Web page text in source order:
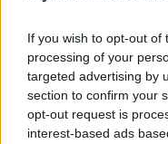
If you wish to opt-out of
processing of your
targeted advertising by
section to confirm your
opt-out request is
interest-based ads